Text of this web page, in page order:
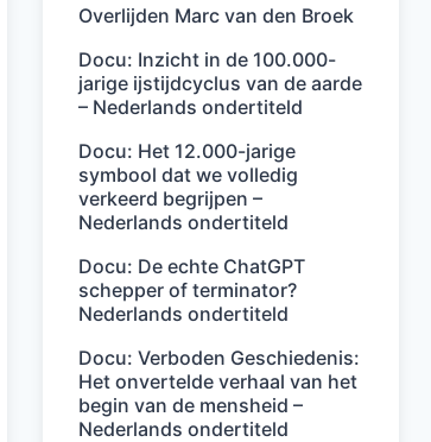
Overlijden Marc van den Broek
Docu: Inzicht in de 100.000-
jarige ijstijdcyclus van de aarde
– Nederlands ondertiteld
Docu: Het 12.000-jarige
symbool dat we volledig
verkeerd begrijpen –
Nederlands ondertiteld
Docu: De echte ChatGPT
schepper of terminator?
Nederlands ondertiteld
Docu: Verboden Geschiedenis:
Het onvertelde verhaal van het
begin van de mensheid –
Nederlands ondertiteld